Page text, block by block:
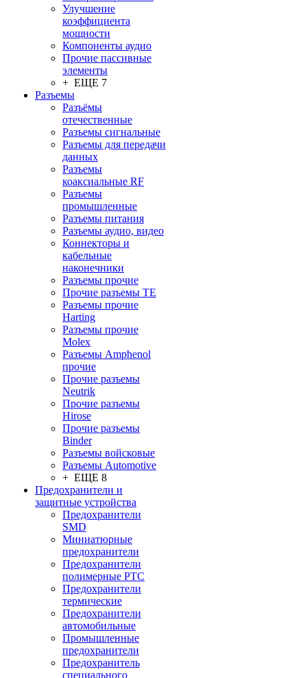
Улучшение
коэффициента
мощности
Компоненты аудио
Прочие пассивные
элементы
+ ЕЩЕ 7
Разъeмы
Разъёмы
отечественные
Разъeмы сигнальные
Разъeмы для передачи
данных
Разъeмы
коаксиальные RF
Разъeмы
промышленные
Разъeмы питания
Разъeмы аудио, видео
Коннекторы и
кабельные
наконечники
Разъeмы прочие
Прочие разъемы TE
Разъемы прочие
Harting
Разъемы прочие
Molex
Разъемы Amphenol
прочие
Прочие разъемы
Neutrik
Прочие разъемы
Hirose
Прочие разъемы
Binder
Разъемы войсковые
Разъeмы Automotive
+ ЕЩЕ 8
Предохранители и
защитные устройства
Предохранители
SMD
Миниатюрные
предохранители
Предохранители
полимерные PTC
Предохранители
термические
Предохранители
автомобильные
Промышленные
предохранители
Предохранитель
специального